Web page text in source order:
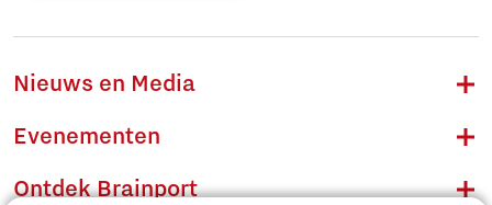
Nieuws en Media
Evenementen
Ontdek Brainport